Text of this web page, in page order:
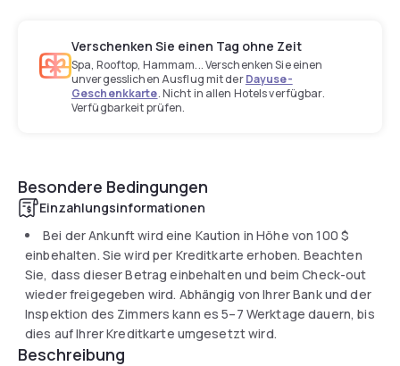
Verschenken Sie einen Tag ohne Zeit
Spa, Rooftop, Hammam... Verschenken Sie einen
unvergesslichen Ausflug mit derDayuse-
Geschenkkarte. Nicht in allen Hotels verfügbar.
Verfügbarkeit prüfen.
Besondere Bedingungen
Einzahlungsinformationen
Bei der Ankunft wird eine Kaution in Höhe von100 $
einbehalten. Sie wird per Kreditkarte erhoben. Beachten
Sie, dass dieser Betrag einbehalten und beim Check-out
wieder freigegeben wird. Abhängig von Ihrer Bank und der
Inspektion des Zimmers kann es 5–7 Werktage dauern, bis
dies auf Ihrer Kreditkarte umgesetzt wird.
Beschreibung